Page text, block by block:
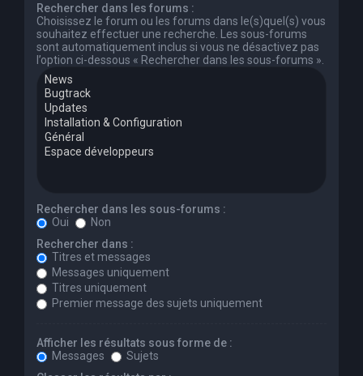
Rechercher dans les forums :
Choisissez le forum ou les forums dans le(s)quel(s) vous
souhaitez effectuer une recherche. Les sous-forums
sont automatiquement inclus si vous ne désactivez pas
l’option ci-dessous « Rechercher dans les sous-forums ».
Rechercher dans les sous-forums :
Oui
Non
Rechercher dans :
Titres et messages
Messages uniquement
Titres uniquement
Premier message des sujets uniquement
Afficher les résultats sous forme de :
Messages
Sujets